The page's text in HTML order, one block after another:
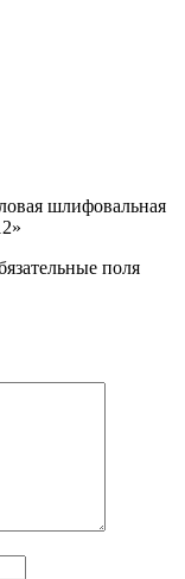
шлифовальная
поля